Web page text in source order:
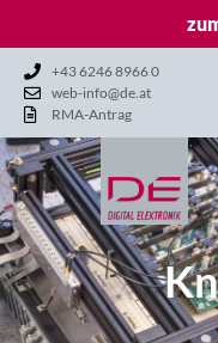
+43 6246 8966 0
web-info@de.at
RMA-Antrag